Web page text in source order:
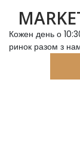
Кожен день о
ринок разом з